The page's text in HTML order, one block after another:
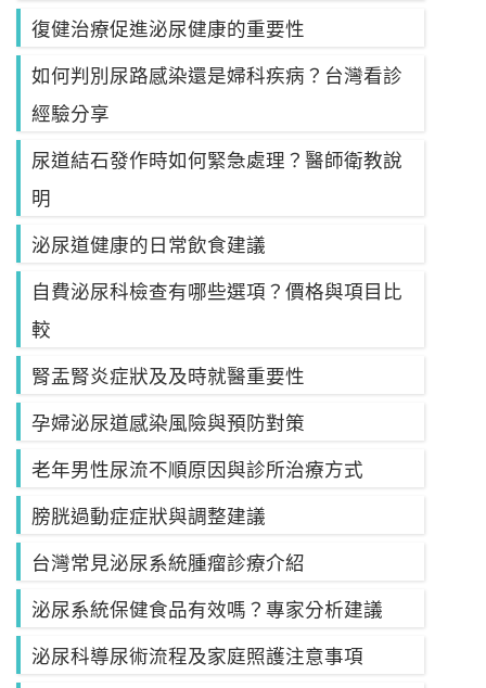
復健治療促進泌尿健康的重要性
如何判別尿路感染還是婦科疾病？台灣看診
經驗分享
尿道結石發作時如何緊急處理？醫師衛教說
明
泌尿道健康的日常飲食建議
自費泌尿科檢查有哪些選項？價格與項目比
較
腎盂腎炎症狀及及時就醫重要性
孕婦泌尿道感染風險與預防對策
老年男性尿流不順原因與診所治療方式
膀胱過動症症狀與調整建議
台灣常見泌尿系統腫瘤診療介紹
泌尿系統保健食品有效嗎？專家分析建議
泌尿科導尿術流程及家庭照護注意事項